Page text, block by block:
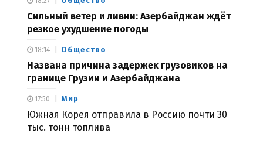
Сильный ветер и ливни: Азербайджан ждёт
резкое ухудшение погоды
Общество
Названа причина задержек грузовиков на
границе Грузии и Азербайджана
18:14
Мир
Южная Корея отправила в Россию почти 30
тыс. тонн топлива
17:50